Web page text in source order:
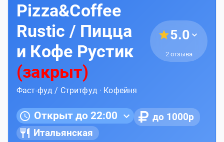
Pizza&Coffee
Rustic / Пицца
и Кофе Рустик
(закрыт)
5.0
2 отзыва
Фаст-фуд / Стритфуд· Кофейня
Открыт до 22:00
до 1000р
Итальянская